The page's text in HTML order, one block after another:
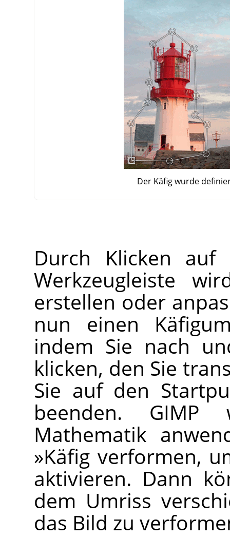
Der Käfig wurde
Durch Klicken
Werkzeugleiste
erstellen oder
nun einen
indem Sie nach
klicken, den Sie
Sie auf den
beenden. GIMP
Mathematik
»Käfig verformen,
aktivieren. Dann
dem Umriss
das Bild zu